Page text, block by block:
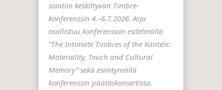
sointiin keskittyvän Timbre-
konferenssin 4.–6.7.2026. Arja
osallistuu konferenssiin esitelmällä
”The Intimate Timbres of the Kantele:
Materiality, Touch and Cultural
Memory” sekä esiintymällä
konferenssin päätöskonsertissa.